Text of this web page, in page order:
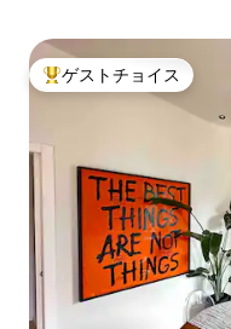
大好評のゲストチョイス
ゲストチョイス